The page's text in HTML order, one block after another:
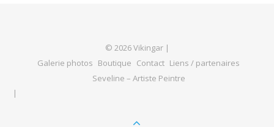
© 2026 Vikingar |
Galerie photos Boutique Contact Liens / partenaires
Seveline – Artiste Peintre